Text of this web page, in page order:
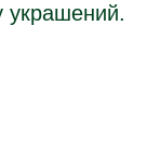
украшений.